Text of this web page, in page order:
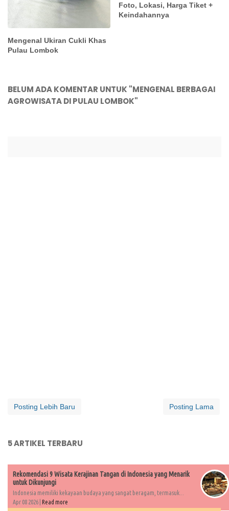
Mengenal Ukiran Cukli Khas
Pulau Lombok
Foto, Lokasi, Harga Tiket +
Keindahannya
BELUM ADA KOMENTAR UNTUK "MENGENAL BERBAGAI
AGROWISATA DI PULAU LOMBOK"
Posting Lebih Baru Posting Lama
5 ARTIKEL TERBARU
Rekomendasi 9 Wisata Kerajinan Tangan di Indonesia yang Menarik
untuk Dikunjungi
Indonesia memiliki kekayaan budaya yang sangat beragam, termasuk...
Apr 08 2026 | Read more